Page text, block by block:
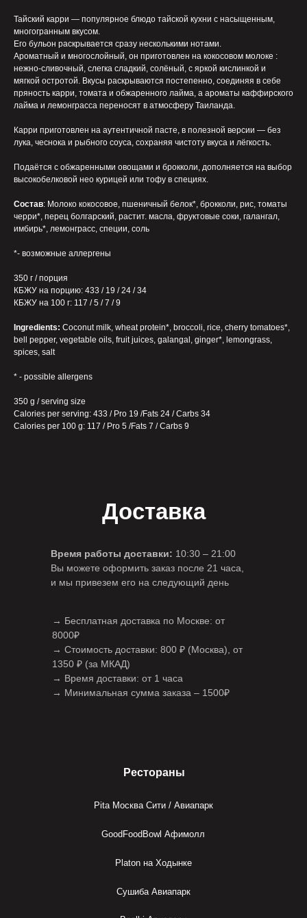
Тайский карри — популярное блюдо тайской кухни с насыщенным,
многогранным вкусом.
Его бульон раскрывается сразу несколькими нотами.
Ароматный и многослойный, он приготовлен на кокосовом молоке :
нежно-сливочный, слегка сладкий, солёный, с яркой кислинкой и
мягкой остротой. Вкусы раскрываются постепенно, соединяя в себе
пряность карри, томата и обжаренного лайма, а ароматы каффирского
лайма и лемонграсса переносят в атмосферу Таиланда.
Карри приготовлен на аутентичной пасте, в полезной версии — без
лука, чеснока и рыбного соуса, сохраняя чистоту вкуса и лёгкость.
Подаётся с обжаренными овощами и брокколи, дополняется на выбор
высокобелковой нео курицей или тофу в специях.
Состав: Молоко кокосовое, пшеничный белок*, брокколи, рис, томаты
черри*, перец болгарский, растит. масла, фруктовые соки, галангал,
имбирь*, лемонграсс, специи, соль
*- возможные аллергены
350 г / порция
КБЖУ на порцию: 433 / 19 / 24 / 34
КБЖУ на 100 г: 117 / 5 / 7 / 9
Ingredients: Coconut milk, wheat protein*, broccoli, rice, cherry tomatoes*,
bell pepper, vegetable oils, fruit juices, galangal, ginger*, lemongrass,
spices, salt
* - possible allergens
350 g / serving size
Calories per serving: 433 / Pro 19 /Fats 24 / Carbs 34
Calories per 100 g: 117 / Pro 5 /Fats 7 / Carbs 9
Доставка
Время работы доставки: 10:30 – 21:00
Вы можете оформить заказ после 21 часа,
и мы привезем его на следующий день
→ Бесплатная доставка по Москве: от
8000₽
→ Стоимость доставки: 800 ₽ (Москва), от
1350 ₽ (за МКАД)
→ Время доставки: от 1 часа
→ Минимальная сумма заказа – 1500₽
Рестораны
Pita Москва Сити / Авиапарк
GoodFoodBowl Афимолл
Platon на Ходынке
Сушиба Авиапарк